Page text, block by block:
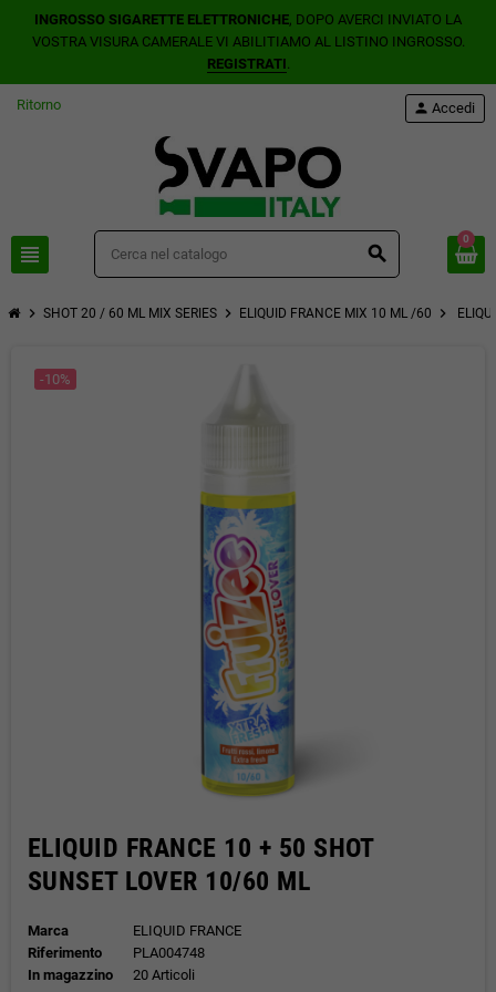
INGROSSO SIGARETTE ELETTRONICHE, DOPO AVERCI INVIATO LA
VOSTRA VISURA CAMERALE VI ABILITIAMO AL LISTINO INGROSSO.
REGISTRATI.
Ritorno
view_headline search
person Accedi
0
chevron_right SHOT 20 / 60 ML MIX SERIES chevron_right ELIQUID FRANCE MIX 10 ML /60 chevron_right
-10%
ELIQUID FRANCE 10 + 50 SHOT
SUNSET LOVER 10/60 ML
Marca
ELIQUID FRANCE
Riferimento
PLA004748
In magazzino
20 Articoli